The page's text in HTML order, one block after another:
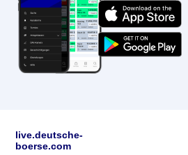
live.deutsche-
boerse.com